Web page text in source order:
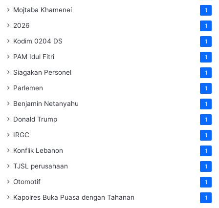
Mojtaba Khamenei 1
2026 1
Kodim 0204 DS 1
PAM Idul Fitri 1
Siagakan Personel 1
Parlemen 1
Benjamin Netanyahu 1
Donald Trump 1
IRGC 1
Konflik Lebanon 1
TJSL perusahaan 1
Otomotif 1
Kapolres Buka Puasa dengan Tahanan 1